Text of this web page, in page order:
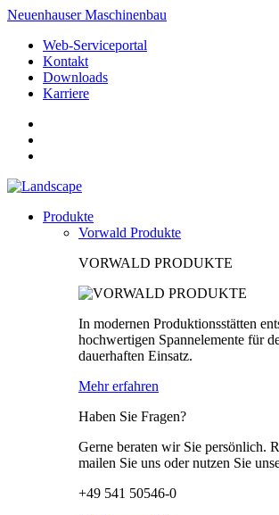
Neuenhauser Maschinenbau
Web-Serviceportal
Kontakt
Downloads
Karriere
Produkte
Vorwald Produkte
VORWALD PRODUKTE
In modernen Produktionsstätten
hochwertigen Spannelemente für
dauerhaften Einsatz.
Mehr erfahren
Haben Sie Fragen?
Gerne beraten wir Sie persönlich.
mailen Sie uns oder nutzen Sie
+49 541 50546-0